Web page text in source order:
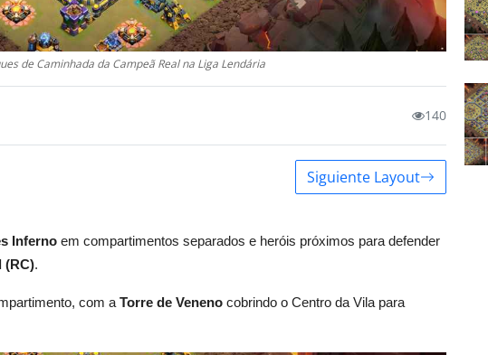
de Caminhada da Campeã Real na Liga Lendária
140
Siguiente Layout
Inferno em compartimentos separados e heróis próximos para defender
(RC).
com a Torre de Veneno cobrindo o Centro da Vila para